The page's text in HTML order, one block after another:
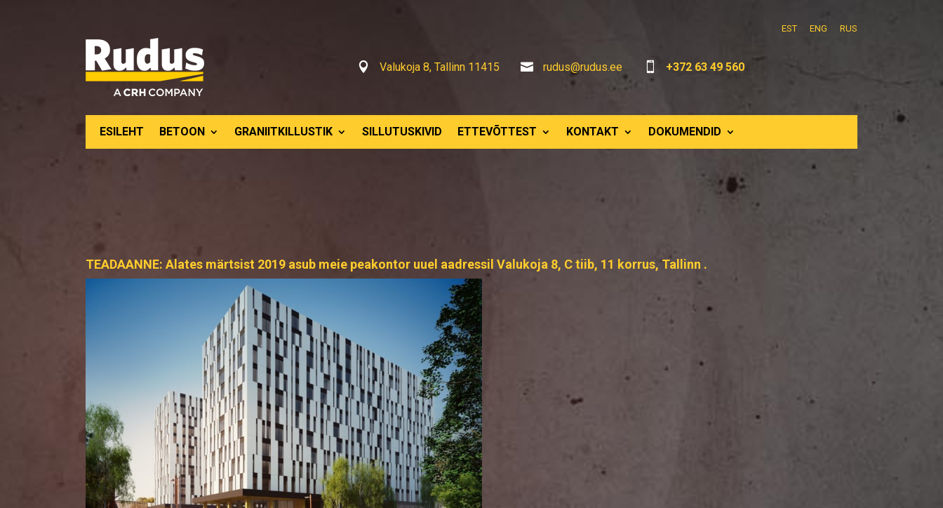
EST ENG RUS
 Valukoja 8, Tallinn 11415  rudus@rudus.ee  +372 63 49 560
ESILEHT BETOON GRANIITKILLUSTIK SILLUTUSKIVID ETTEVÕTTEST KONTAKT DOKUMENDID
TEADAANNE: Alates märtsist 2019 asub meie peakontor uuel aadressil Valukoja 8, C tiib, 11 korrus, Tallinn .